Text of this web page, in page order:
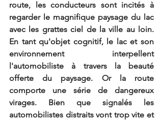
route, les conducteurs sont incités à
regarder le magnifique paysage du lac
avec les grattes ciel de la ville au loin.
En tant qu'objet cognitif, le lac et son
environnement interpellent
l'automobiliste à travers la beauté
offerte du paysage. Or la route
comporte une série de dangereux
virages. Bien que signalés les
automobilistes distraits vont trop vite et